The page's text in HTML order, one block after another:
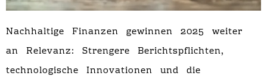
Nachhaltige Finanzen gewinnen 2025 weiter
an Relevanz: Strengere Berichtspflichten,
technologische Innovationen und die